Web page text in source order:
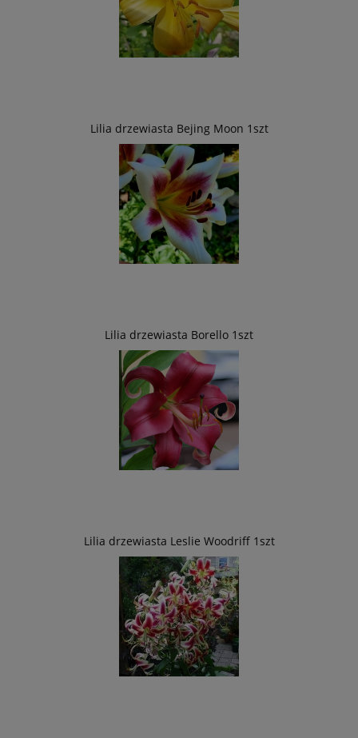
Lilia drzewiasta Bejing Moon 1szt
Lilia drzewiasta Borello 1szt
Lilia drzewiasta Leslie Woodriff 1szt